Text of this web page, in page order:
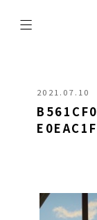
2021.07.10